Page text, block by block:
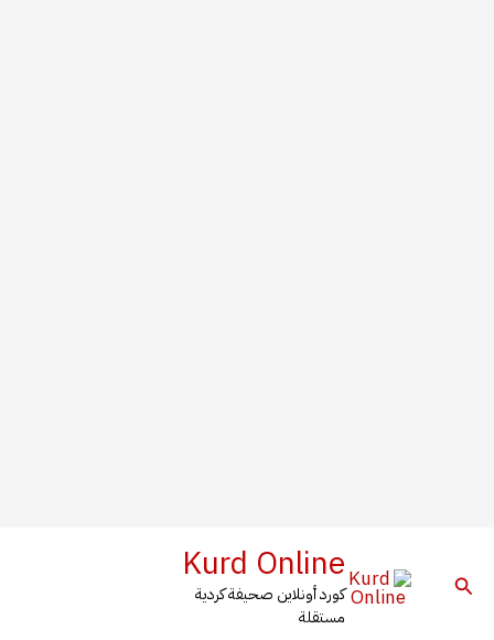
البحث Kurd Online
كورد أونلاين صحيفة كردية
مستقلة